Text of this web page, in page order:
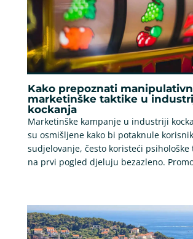
Kako prepoznati
marketinške taktike u
kockanja
Marketinške kampanje u industriji
su osmišljene kako bi potaknule
sudjelovanje, često koristeći psihološke
na prvi pogled djeluju bezazleno.